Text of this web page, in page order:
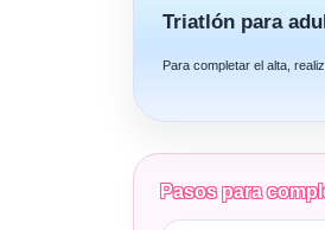
Triatlón para
Para completar el alta,
Pasos para